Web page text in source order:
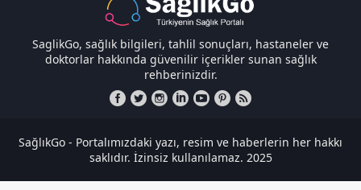
SaglikGo, sağlık bilgileri, tahlil sonuçları, hastaneler ve
doktorlar hakkında güvenilir içerikler sunan sağlık
rehberinizdir.
SağlıkGo - Portalımızdaki yazı, resim ve haberlerin her hakkı
saklıdır. İzinsiz kullanılamaz. 2025